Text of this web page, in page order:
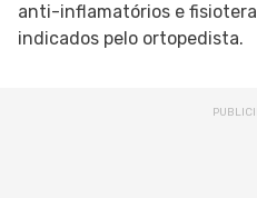
anti-inflamatórios e
indicados pelo ortopedista.